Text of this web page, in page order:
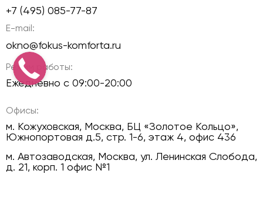
+7 (495) 085-77-87
E-mail:
okno@fokus-komforta.ru
Режим работы:
Ежедневно с 09:00-20:00
Офисы:
м. Кожуховская, Москва, БЦ «Золотое Кольцо»,
Южнопортовая д.5, стр. 1-6, этаж 4, офис 436
м. Автозаводская, Москва, ул. Ленинская Слобода,
д. 21, корп. 1 офис №1